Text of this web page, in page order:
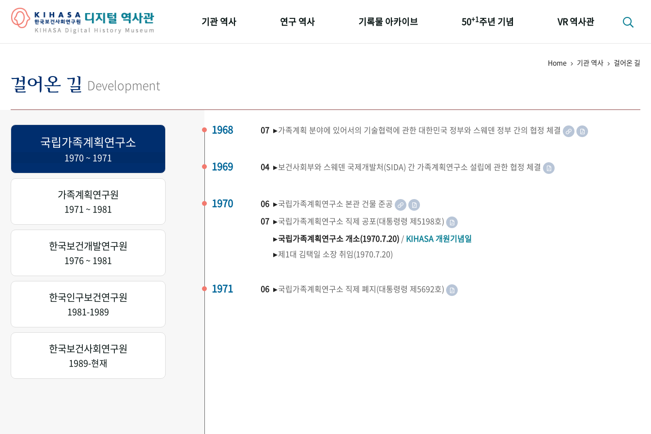
기관 역사 연구 역사 기록물 아카이브 50+1주년 기념 VR 역사관
Home 기관 역사 걸어온 길
걸어온 길 Development
국립가족계획연구소
1970 ~ 1971
가족계획연구원
1971 ~ 1981
한국보건개발연구원
1976 ~ 1981
한국인구보건연구원
1981-1989
한국보건사회연구원
1989-현재
1968 07 ▸가족계획 분야에 있어서의 기술협력에 관한 대한민국 정부와 스웨덴 정부 간의 협정 체결
1969 04 ▸보건사회부와 스웨덴 국제개발처(SIDA) 간 가족계획연구소 설립에 관한 협정 체결
1970 06 ▸국립가족계획연구소 본관 건물 준공
07 ▸국립가족계획연구소 직제 공포(대통령령 제5198호)
▸국립가족계획연구소 개소(1970.7.20) / KIHASA 개원기념일
▸제1대 김택일 소장 취임(1970.7.20)
1971 06 ▸국립가족계획연구소 직제 폐지(대통령령 제5692호)